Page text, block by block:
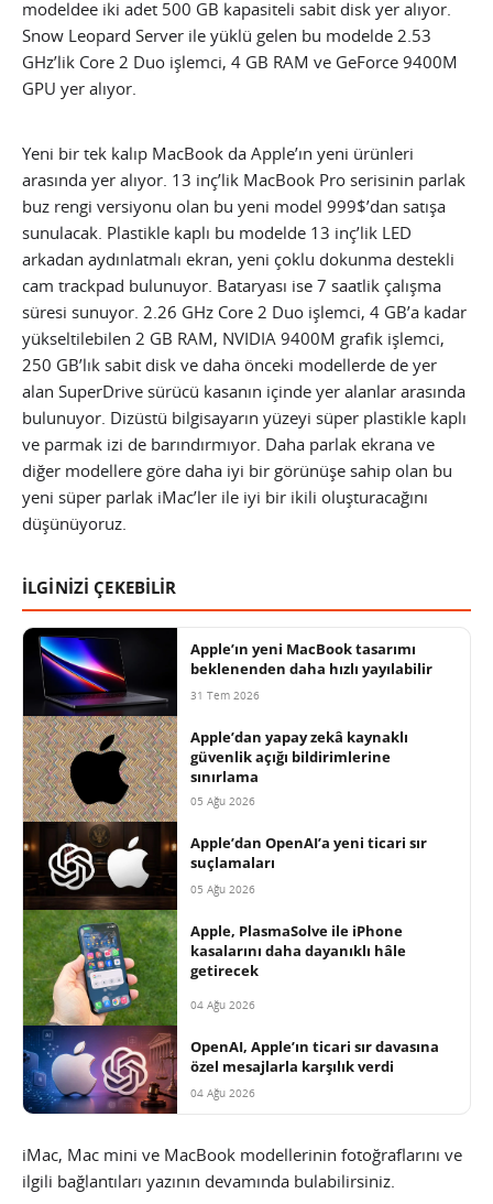
modeldee iki adet 500 GB kapasiteli sabit disk yer alıyor.
Snow Leopard Server ile yüklü gelen bu modelde 2.53
GHz’lik Core 2 Duo işlemci, 4 GB RAM ve GeForce 9400M
GPU yer alıyor.
Yeni bir tek kalıp MacBook da Apple’ın yeni ürünleri
arasında yer alıyor. 13 inç’lik MacBook Pro serisinin parlak
buz rengi versiyonu olan bu yeni model 999$’dan satışa
sunulacak. Plastikle kaplı bu modelde 13 inç’lik LED
arkadan aydınlatmalı ekran, yeni çoklu dokunma destekli
cam trackpad bulunuyor. Bataryası ise 7 saatlik çalışma
süresi sunuyor. 2.26 GHz Core 2 Duo işlemci, 4 GB’a kadar
yükseltilebilen 2 GB RAM, NVIDIA 9400M grafik işlemci,
250 GB’lık sabit disk ve daha önceki modellerde de yer
alan SuperDrive sürücü kasanın içinde yer alanlar arasında
bulunuyor. Dizüstü bilgisayarın yüzeyi süper plastikle kaplı
ve parmak izi de barındırmıyor. Daha parlak ekrana ve
diğer modellere göre daha iyi bir görünüşe sahip olan bu
yeni süper parlak iMac’ler ile iyi bir ikili oluşturacağını
düşünüyoruz.
İLGİNİZİ ÇEKEBİLİR
Apple’ın yeni MacBook tasarımı
beklenenden daha hızlı yayılabilir
31 Tem 2026
Apple’dan yapay zekâ kaynaklı
güvenlik açığı bildirimlerine
sınırlama
05 Ağu 2026
Apple’dan OpenAI’a yeni ticari sır
suçlamaları
05 Ağu 2026
Apple, PlasmaSolve ile iPhone
kasalarını daha dayanıklı hâle
getirecek
04 Ağu 2026
OpenAI, Apple’ın ticari sır davasına
özel mesajlarla karşılık verdi
04 Ağu 2026
iMac, Mac mini ve MacBook modellerinin fotoğraflarını ve
ilgili bağlantıları yazının devamında bulabilirsiniz.